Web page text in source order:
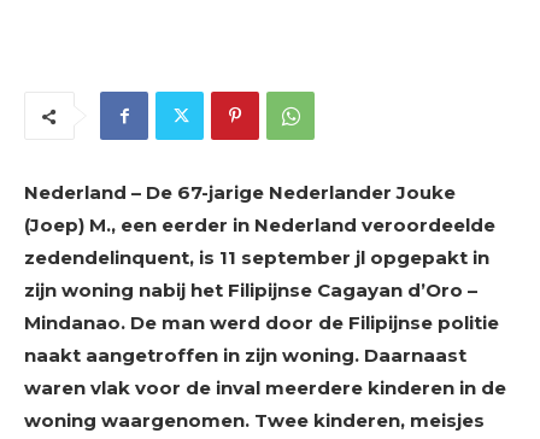
Nederland – De 67-jarige Nederlander Jouke
(Joep) M., een eerder in Nederland veroordeelde
zedendelinquent, is 11 september jl opgepakt in
zijn woning nabij het Filipijnse Cagayan d’Oro –
Mindanao. De man werd door de Filipijnse politie
naakt aangetroffen in zijn woning. Daarnaast
waren vlak voor de inval meerdere kinderen in de
woning waargenomen. Twee kinderen, meisjes